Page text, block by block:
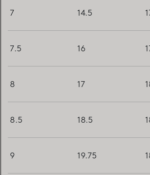
7 14.5
7.5 16
8 17
8.5 18.5
9 19.75